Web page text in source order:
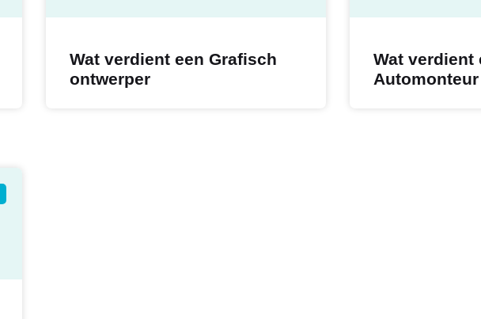
Wat verdient een Grafisch
ontwerper
Wat verdient
Automonteur